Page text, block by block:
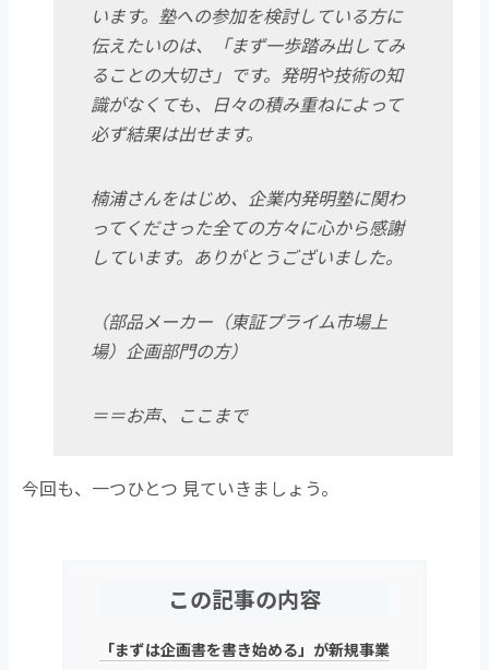
います。塾への参加を検討している方に
伝えたいのは、「まず一歩踏み出してみ
ることの大切さ」です。発明や技術の知
識がなくても、日々の積み重ねによって
必ず結果は出せます。
楠浦さんをはじめ、企業内発明塾に関わ
ってくださった全ての方々に心から感謝
しています。ありがとうございました。
（部品メーカー（東証プライム市場上
場）企画部門の方）
＝＝お声、ここまで
今回も、一つひとつ 見ていきましょう。
この記事の内容
「まずは企画書を書き始める」が新規事業